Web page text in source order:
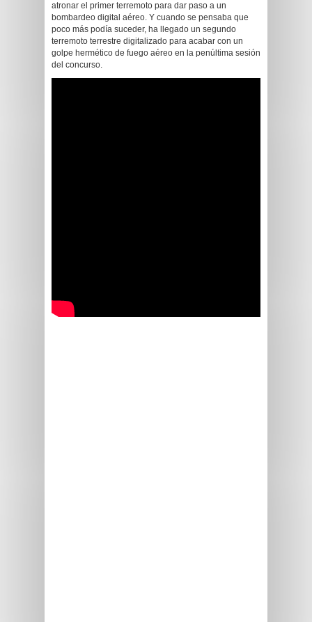
atronar el primer terremoto para dar paso a un
bombardeo digital aéreo. Y cuando se pensaba que
poco más podía suceder, ha llegado un segundo
terremoto terrestre digitalizado para acabar con un
golpe hermético de fuego aéreo en la penúltima sesión
del concurso.